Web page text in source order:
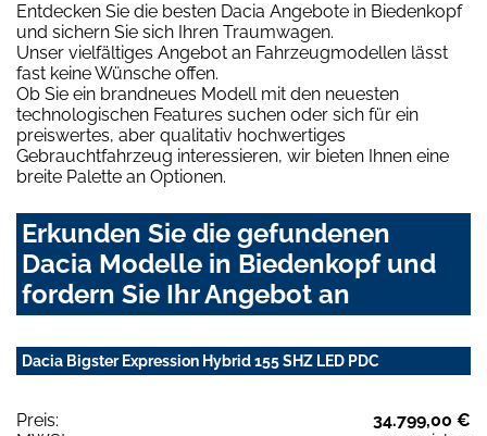
Entdecken Sie die besten Dacia Angebote in Biedenkopf
und sichern Sie sich Ihren Traumwagen.
Unser vielfältiges Angebot an Fahrzeugmodellen lässt
fast keine Wünsche offen.
Ob Sie ein brandneues Modell mit den neuesten
technologischen Features suchen oder sich für ein
preiswertes, aber qualitativ hochwertiges
Gebrauchtfahrzeug interessieren, wir bieten Ihnen eine
breite Palette an Optionen.
Erkunden Sie die gefundenen
Dacia Modelle in Biedenkopf und
fordern Sie Ihr Angebot an
Dacia Bigster Expression Hybrid 155 SHZ LED PDC
Preis:
34.799,00 €